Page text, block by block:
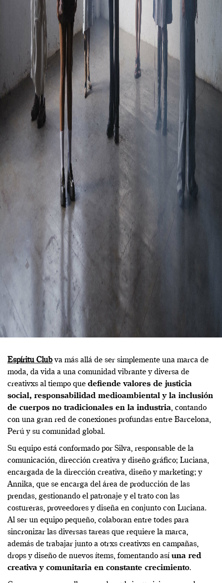
Espíritu Clubva más allá de ser simplemente una marca de
moda, da vida a una comunidad vibrante y diversa de
creativxs al tiempo que defiende valores de justicia
social, responsabilidad medioambiental y la inclusión
de cuerpos no tradicionales en la industria, contando
con una gran red de conexiones profundas entre Barcelona,
Perú y su comunidad global.
Su equipo está conformado por Silva, responsable de la
comunicación, dirección creativa y diseño gráfico; Luciana,
encargada de la dirección creativa, diseño y marketing; y
Annika, que se encarga del área de producción de las
prendas, gestionando el patronaje y el trato con las
costureras, proveedores y diseña en conjunto con Luciana.
Al ser un equipo pequeño, colaboran entre todes para
sincronizar las diversas tareas que requiere la marca,
además de trabajar junto a otrxs creativxs en campañas,
drops y diseño de nuevos ítems, fomentando así una red
creativa y comunitaria en constante crecimiento.